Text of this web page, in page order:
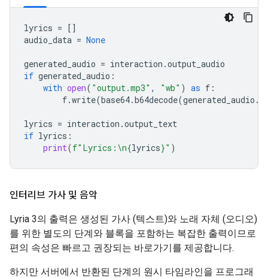
lyrics = []
audio_data = None
generated_audio = interaction .output_audio
if generated_audio :
with open( "output.mp3" , "wb" ) as f :
f.write(base64.b64decode(generated_audio .
lyrics = interaction .output_text
if lyrics :
print(f"Lyrics: \n{lyrics}" )
인터리브 가사 및 음악
Lyria 3의 출력은 생성된 가사 (텍스트)와 노래 자체 (오디오)
를 위한 별도의 단계와 블록을 포함하는 복잡한 출력이므로
편의 속성은 빠르고 권장되는 바로가기를 제공합니다.
하지만 서버에서 반환된 단계의 원시 타임라인을 프로그래